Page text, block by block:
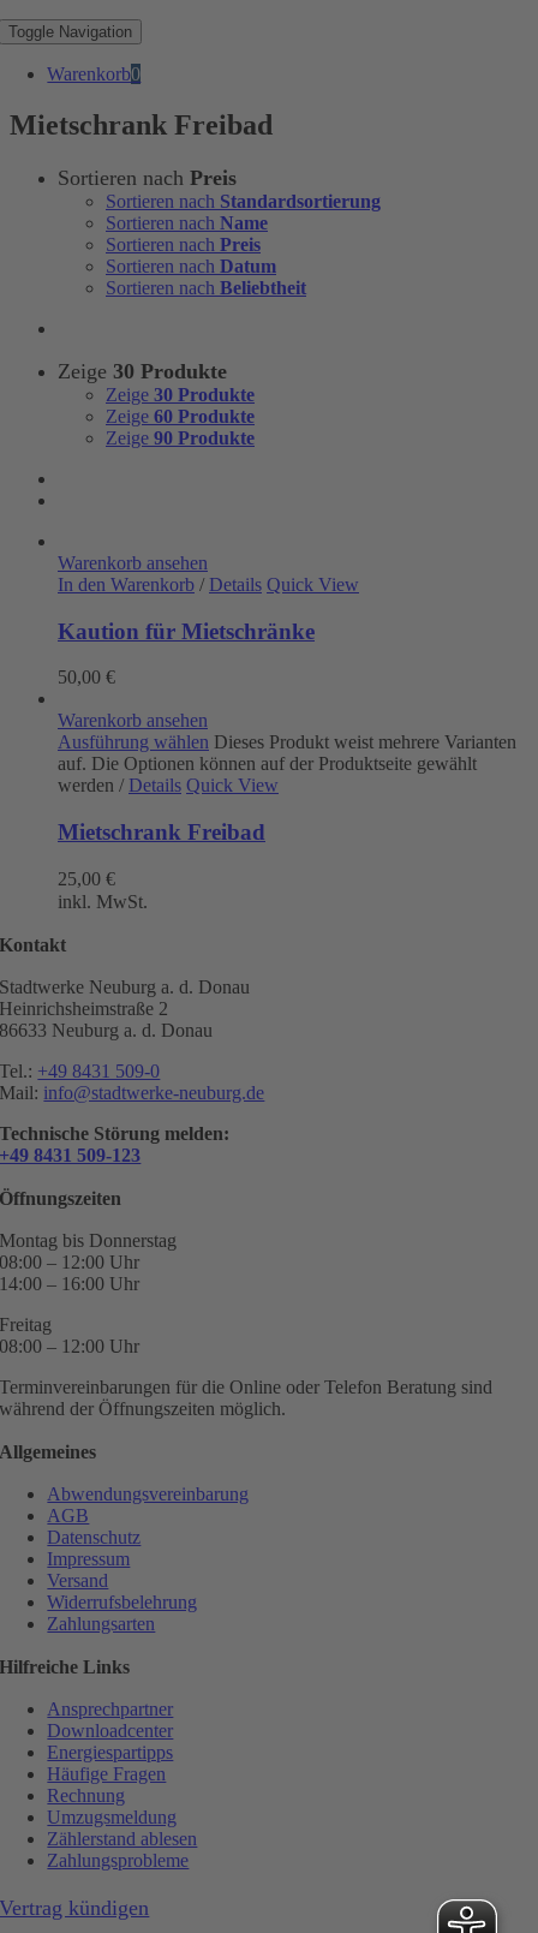
Toggle Navigation
Warenkorb0
Mietschrank Freibad
Sortieren nach Preis
Sortieren nach Standardsortierung
Sortieren nach Name
Sortieren nach Preis
Sortieren nach Datum
Sortieren nach Beliebtheit
Zeige 30 Produkte
Zeige 30 Produkte
Zeige 60 Produkte
Zeige 90 Produkte
Warenkorb ansehen
In den Warenkorb / Details Quick View
Kaution für Mietschränke
50,00 €
Warenkorb ansehen
Ausführung wählen Dieses Produkt weist mehrere Varianten
auf. Die Optionen können auf der Produktseite gewählt
werden / Details Quick View
Mietschrank Freibad
25,00 €
inkl. MwSt.
Kontakt
Stadtwerke Neuburg a. d. Donau
Heinrichsheimstraße 2
86633 Neuburg a. d. Donau
Tel.: +49 8431 509-0
Mail: info@stadtwerke-neuburg.de
Technische Störung melden:
+49 8431 509-123
Öffnungszeiten
Montag bis Donnerstag
08:00 – 12:00 Uhr
14:00 – 16:00 Uhr
Freitag
08:00 – 12:00 Uhr
Terminvereinbarungen für die Online oder Telefon Beratung sind
während der Öffnungszeiten möglich.
Allgemeines
Abwendungsvereinbarung
AGB
Datenschutz
Impressum
Versand
Widerrufsbelehrung
Zahlungsarten
Hilfreiche Links
Ansprechpartner
Downloadcenter
Energiespartipps
Häufige Fragen
Rechnung
Umzugsmeldung
Zählerstand ablesen
Zahlungsprobleme
Vertrag kündigen